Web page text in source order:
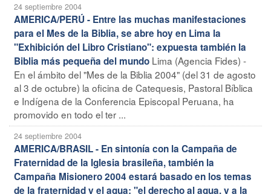
24 septiembre 2004
AMERICA/PERÚ - Entre las muchas manifestaciones
para el Mes de la Biblia, se abre hoy en Lima la
"Exhibición del Libro Cristiano": expuesta también la
Biblia más pequeña del mundo Lima (Agencia Fides) -
En el ámbito del "Mes de la Biblia 2004" (del 31 de agosto
al 3 de octubre) la oficina de Catequesis, Pastoral Bíblica
e Indígena de la Conferencia Episcopal Peruana, ha
promovido en todo el ter ...
24 septiembre 2004
AMERICA/BRASIL - En sintonía con la Campaña de
Fraternidad de la Iglesia brasileña, también la
Campaña Misionero 2004 estará basado en los temas
de la fraternidad y el agua: "el derecho al agua, y a la